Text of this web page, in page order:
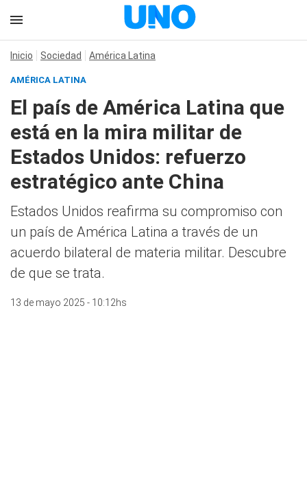
Inicio Sociedad América Latina
AMÉRICA LATINA
El país de América Latina que
está en la mira militar de
Estados Unidos: refuerzo
estratégico ante China
Estados Unidos reafirma su compromiso con
un país de América Latina a través de un
acuerdo bilateral de materia militar. Descubre
de que se trata.
13 de mayo 2025 - 10:12hs